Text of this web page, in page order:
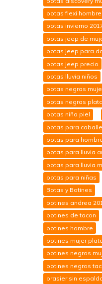
botas flexi hombre
botas invierno
botas jeep de
botas jeep para
botas jeep precio
botas lluvia niños
botas negras
botas negras
botas niña piel
botas para
botas para
botas para lluvia
botas para lluvia
botas para niñas
Botas y Botines
botines andrea
botines de tacon
botines hombre
botines mujer
botines negros
botines negros
brasier sin